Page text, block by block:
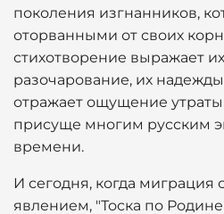
поколения изгнанников,
оторванными от своих
стихотворение выражает
разочарование, их
отражает ощущение
присуще многим русским
времени.
И сегодня, когда миграция
явлением, "Тоска по